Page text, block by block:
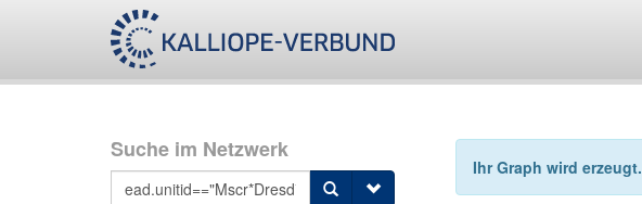
Suche im Netzwerk
Ihr Graph wird erzeugt.